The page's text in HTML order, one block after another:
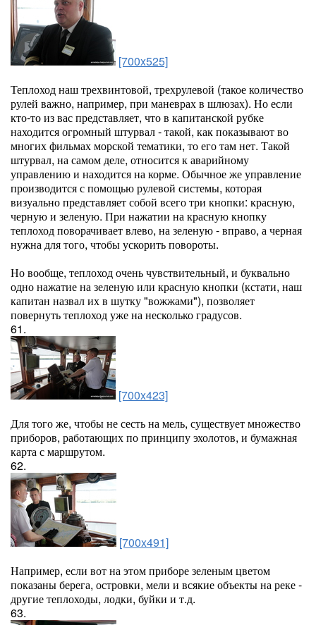
[700x525]
Теплоход наш трехвинтовой, трехрулевой (такое количество
рулей важно, например, при маневрах в шлюзах). Но если
кто-то из вас представляет, что в капитанской рубке
находится огромный штурвал - такой, как показывают во
многих фильмах морской тематики, то его там нет. Такой
штурвал, на самом деле, относится к аварийному
управлению и находится на корме. Обычное же управление
производится с помощью рулевой системы, которая
визуально представляет собой всего три кнопки: красную,
черную и зеленую. При нажатии на красную кнопку
теплоход поворачивает влево, на зеленую - вправо, а черная
нужна для того, чтобы ускорить повороты.
Но вообще, теплоход очень чувствительный, и буквально
одно нажатие на зеленую или красную кнопки (кстати, наш
капитан назвал их в шутку "вожжами"), позволяет
повернуть теплоход уже на несколько градусов.
61.
[700x423]
Для того же, чтобы не сесть на мель, существует множество
приборов, работающих по принципу эхолотов, и бумажная
карта с маршрутом.
62.
[700x491]
Например, если вот на этом приборе зеленым цветом
показаны берега, островки, мели и всякие объекты на реке -
другие теплоходы, лодки, буйки и т.д.
63.